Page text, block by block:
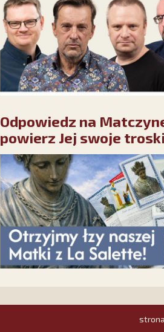
Odpowiedz na
powierz Jej swoje troski